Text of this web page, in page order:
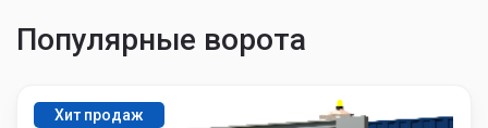
Популярные ворота
Хит продаж